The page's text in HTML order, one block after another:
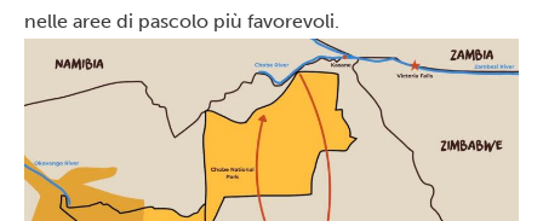
nelle aree di pascolo più favorevoli.